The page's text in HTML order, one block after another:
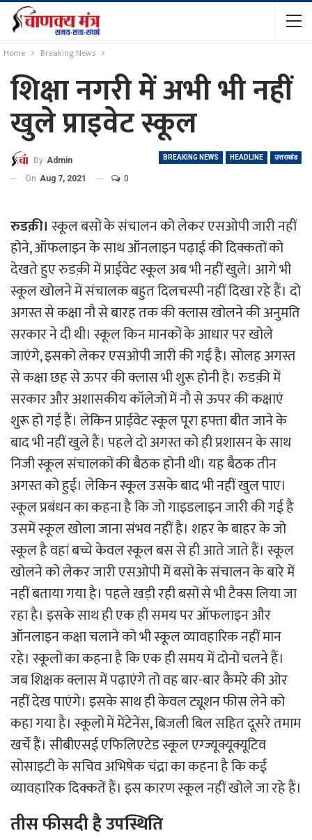
Home Breaking News
शिक्षा नगरी में अभी भी नहीं
खुले प्राइवेट स्कूल
BREAKING NEWS HEADLINE उत्तराखंड
By Admin
On Aug 7, 2021 0
रुडक़ी। स्कूल बसों के संचालन को लेकर एसओपी जारी नहीं
होने, ऑफलाइन के साथ ऑनलाइन पढ़ाई की दिक्कतों को
देखते हुए रुडक़ी में प्राईवेट स्कूल अब भी नहीं खुले। आगे भी
स्कूल खोलने में संचालक बहुत दिलचस्पी नहीं दिखा रहे हैं। दो
अगस्त से कक्षा नौ से बारह तक की क्लास खोलने की अनुमति
सरकार ने दी थी। स्कूल किन मानकों के आधार पर खोले
जाएंगे, इसको लेकर एसओपी जारी की गई है। सोलह अगस्त
से कक्षा छह से ऊपर की क्लास भी शुरू होनी है। रुडक़ी में
सरकार और अशासकीय कॉलेजों में नौ से ऊपर की कक्षाएं
शुरू हो गई हैं। लेकिन प्राईवेट स्कूल पूरा हफ्ता बीत जाने के
बाद भी नहीं खुले हैं। पहले दो अगस्त को ही प्रशासन के साथ
निजी स्कूल संचालकों की बैठक होनी थी। यह बैठक तीन
अगस्त को हुई। लेकिन स्कूल उसके बाद भी नहीं खुल पाए।
स्कूल प्रबंधन का कहना है कि जो गाइडलाइन जारी की गई है
उसमें स्कूल खोला जाना संभव नहीं है। शहर के बाहर के जो
स्कूल है वहां बच्चे केवल स्कूल बस से ही आते जाते हैं। स्कूल
खोलने को लेकर जारी एसओपी में बसों के संचालन के बारे में
नहीं बताया गया है। पहले खड़ी रही बसों से भी टैक्स लिया जा
रहा है। इसके साथ ही एक ही समय पर ऑफलाइन और
ऑनलाइन कक्षा चलाने को भी स्कूल व्यावहारिक नहीं मान
रहे। स्कूलों का कहना है कि एक ही समय में दोनों चलने हैं।
जब शिक्षक क्लास में पढ़ाएंगे तो वह बार-बार कैमरे की ओर
नहीं देख पाएंगे। इसके साथ ही केवल ट्यूशन फीस लेने को
कहा गया है। स्कूलों में मेंटेनेंस, बिजली बिल सहित दूसरे तमाम
खर्चे हैं। सीबीएसई एफिलिएटेड स्कूल एग्ज्यूक्यूक्यूटिव
सोसाइटी के सचिव अभिषेक चंद्रा का कहना है कि कई
व्यावहारिक दिक्कतें हैं। इस कारण स्कूल नहीं खोले जा रहे हैं।
तीस फीसदी है उपस्थिति